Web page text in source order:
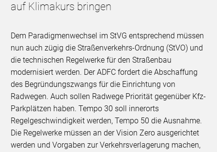
auf Klimakurs bringen
Dem Paradigmenwechsel im StVG entsprechend müssen
nun auch zügig die Straßenverkehrs-Ordnung (StVO) und
die technischen Regelwerke für den Straßenbau
modernisiert werden. Der ADFC fordert die Abschaffung
des Begründungszwangs für die Einrichtung von
Radwegen. Auch sollen Radwege Priorität gegenüber Kfz-
Parkplätzen haben. Tempo 30 soll innerorts
Regelgeschwindigkeit werden, Tempo 50 die Ausnahme.
Die Regelwerke müssen an der Vision Zero ausgerichtet
werden und Vorgaben zur Verkehrsverlagerung machen,